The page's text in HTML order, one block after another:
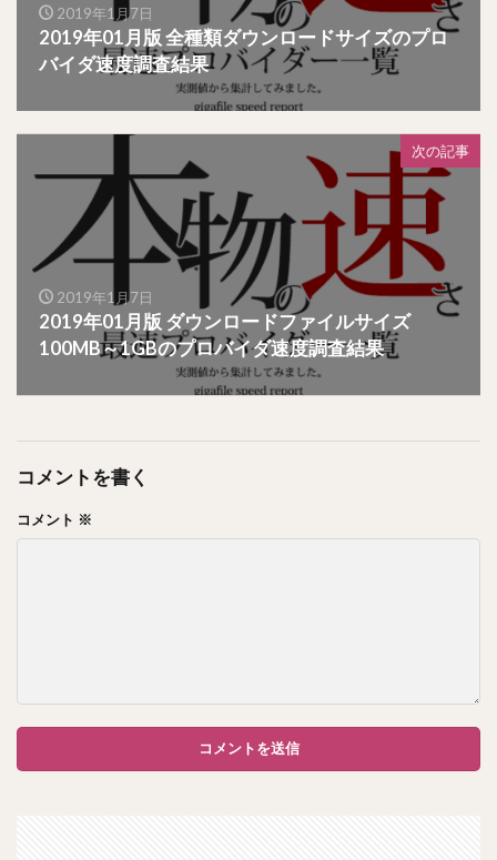
2019年1月7日
2019年01月版 全種類ダウンロードサイズのプロ
バイダ速度調査結果
次の記事
2019年1月7日
2019年01月版 ダウンロードファイルサイズ
100MB～1GBのプロバイダ速度調査結果
コメントを書く
コメント ※